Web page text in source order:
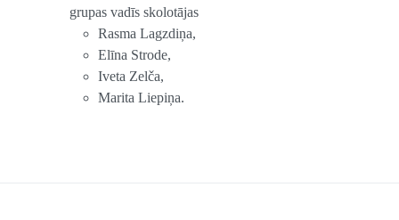
grupas vadīs skolotājas
Rasma Lagzdiņa,
Elīna Strode,
Iveta Zelča,
Marita Liepiņa.